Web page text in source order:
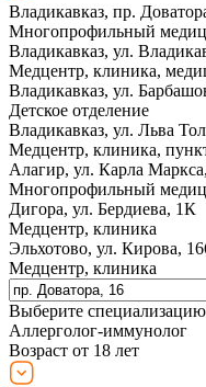
Владикавказ, пр.
Многопрофильный
Владикавказ, ул.
Медцентр, клиника,
Владикавказ, ул.
Детское отделение
Владикавказ, ул. Льва
Медцентр, клиника,
Алагир, ул. Карла
Многопрофильный
Дигора, ул. Бердиева, 1К
Медцентр, клиника
Эльхотово, ул. Кирова,
Медцентр, клиника
Выберите специализацию
Аллерголог-иммунолог
Возраст от 18 лет